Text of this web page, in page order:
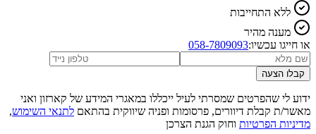
ללא התחייבות
מענה מהיר
או חייגו עכשיו:058-7809093
קבלו הצעה
ידוע לי שהפרטים שמסרתי לעיל ייכללו במאגרי המידע של קארזון ואני
מאשר/ת קבלת דיוורים, פרסומות ופניה שיווקית בהתאם לתנאי השימוש,
מדיניות הפרטיות וחוק הגנת הצרכן